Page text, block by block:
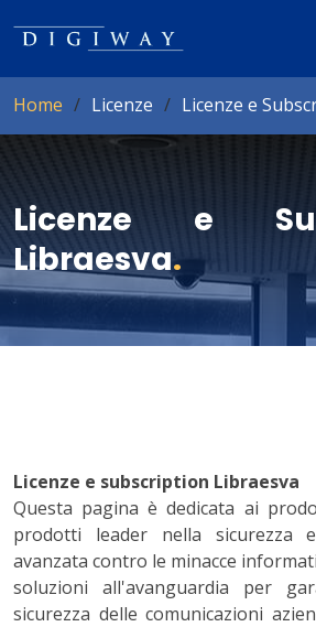
Home Licenze Licenze e
Licenze e
Libraesva.
Licenze e subscription Libraesva
Questa pagina è dedicata ai
prodotti leader nella sicurezza
avanzata contro le minacce
soluzioni all'avanguardia per
sicurezza delle comunicazioni